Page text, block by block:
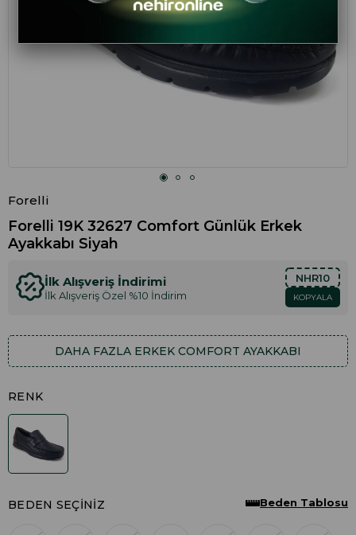
Forelli
Forelli 19K 32627 Comfort Günlük Erkek
Ayakkabı Siyah
İlk Alışveriş İndirimi
İlk Alışveriş Özel %10 İndirim
NHR10
KOPYALA
DAHA FAZLA ERKEK COMFORT AYAKKABI
RENK
BEDEN SEÇINIZ Beden Tablosu